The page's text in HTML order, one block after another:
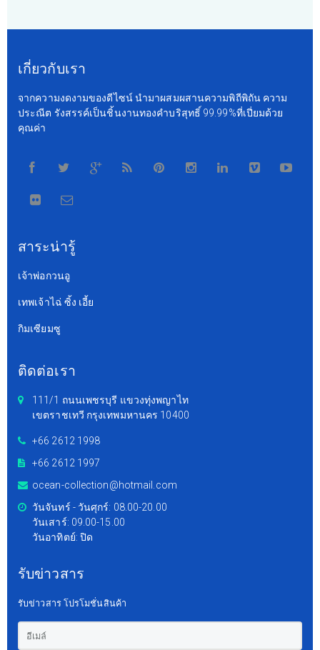
เกี่ยวกับเรา
จากความงดงามของดีไซน์ นำมาผสมผสานความพิถีพิถัน ความ
ประณีต รังสรรค์เป็นชิ้นงานทองคำบริสุทธิ์ 99.99%ที่เปี่ยมด้วย
คุณค่า
สาระน่ารู้
เจ้าพ่อกวนอู
เทพเจ้าไฉ่ ซิ้ง เอี้ย
กิมเซียมซู
ติดต่อเรา
111/1 ถนนเพชรบุรี แขวงทุ่งพญาไท
เขตราชเทวี กรุงเทพมหานคร 10400
+66 2612 1998
+66 2612 1997
ocean-collection@hotmail.com
วันจันทร์ - วันศุกร์: 08.00-20.00
วันเสาร์: 09.00-15.00
วันอาทิตย์: ปิด
รับข่าวสาร
รับข่าวสาร โปรโมชั่นสินค้า